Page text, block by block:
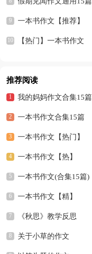
一本书作文【推荐】
【热门】一本书作文
推荐阅读
我的妈妈作文合集15篇
一本书作文合集15篇
一本书作文【热门】
一本书作文【热】
一本书作文(合集15篇)
一本书作文【精】
《秋思》教学反思
关于小草的作文